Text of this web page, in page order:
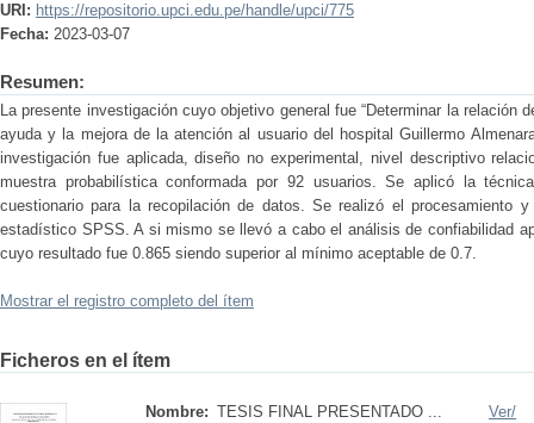
URI: https://repositorio.upci.edu.pe/handle/upci/775
Fecha: 2023-03-07
Resumen:
La presente investigación cuyo objetivo general fue “Determinar la relación
ayuda y la mejora de la atención al usuario del hospital Guillermo
investigación fue aplicada, diseño no experimental, nivel descriptivo
muestra probabilística conformada por 92 usuarios. Se aplicó la
cuestionario para la recopilación de datos. Se realizó el procesamiento
estadístico SPSS. A si mismo se llevó a cabo el análisis de confiabilidad
cuyo resultado fue 0.865 siendo superior al mínimo aceptable de 0.7.
Mostrar el registro completo del ítem
Ficheros en el ítem
Nombre: TESIS FINAL PRESENTADO ...
Ver/